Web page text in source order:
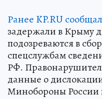
Ранее KP.RU сообщал
задержали в Крыму
подозреваются в
спецслужбам
РФ.
данные о
Минобороны России